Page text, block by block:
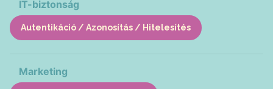
IT-biztonság
Autentikáció / Azonosítás / Hitelesítés
Marketing